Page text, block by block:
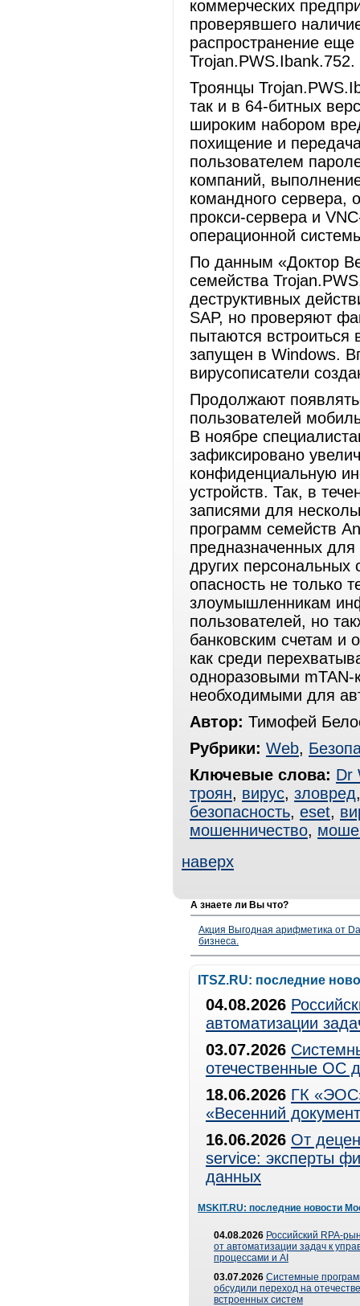
коммерческих
проверявшего
распространение
Trojan.PWS.Ibank.752.
Троянцы
так и в 64-битных
широким набором
похищение и
пользователем
компаний,
командного сервера,
прокси-сервера и
операционной
По данным «Доктор
семейства
деструктивных
SAP, но проверяют
пытаются встроиться
запущен в Windows.
вирусописатели
Продолжают
пользователей
В ноябре
зафиксировано
конфиденциальную
устройств. Так, в
записями для
программ семейств
предназначенных
других
опасность не только
злоумышленникам
пользователей, но
банковским счетам и
как среди
одноразовыми
необходимыми для
Автор: Тимофей
Рубрики: Web,
Ключевые слова: Dr
троян, вирус, зловред
безопасность, eset,
мошенничество,
наверх
А знаете ли Вы что?
Акция Выгодная арифметика от
бизнеса.
ITSZ.RU: последние
04.08.2026
автоматизации
03.07.2026
отечественные ОС
18.06.2026 ГК
«Весенний
16.06.2026 От
service: эксперты
данных
MSKIT.RU: последние новости
04.08.2026 Российский RPA-
от автоматизации задач к
процессами и AI
03.07.2026 Системные
обсудили переход на
встроенных систем